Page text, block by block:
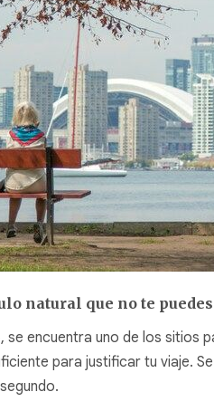
natural que no te
encuentra uno de los sitios
para justificar tu viaje.